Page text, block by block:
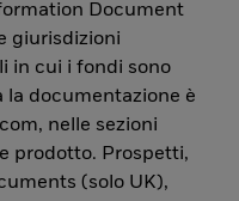
Document
giurisdizioni
in cui i fondi sono
la documentazione è
nelle sezioni
prodotto. Prospetti,
(solo UK),